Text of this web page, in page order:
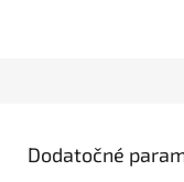
Dodatočné